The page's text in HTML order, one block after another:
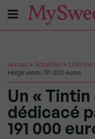
Accueil > Actualités > LifeStyle
Hergé vendu 191 000 euros
Un «
dédicacé
191 000